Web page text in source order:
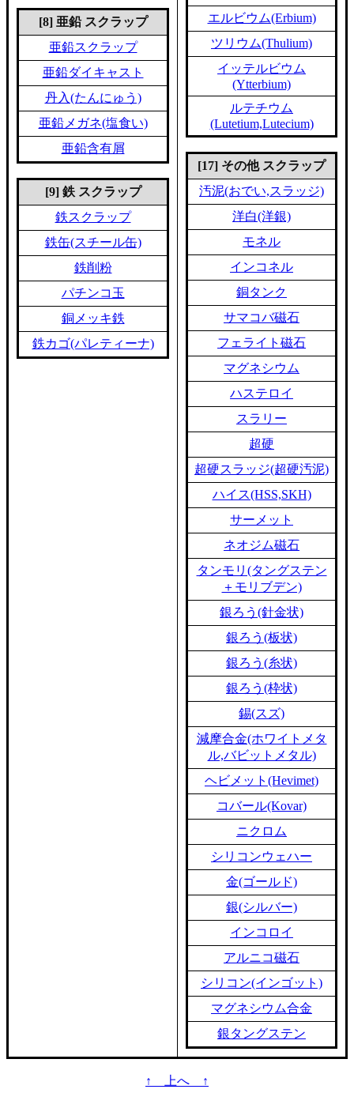
[8] 亜鉛 スクラップ
亜鉛スクラップ
亜鉛ダイキャスト
丹入(たんにゅう)
亜鉛メガネ(塩食い)
亜鉛含有屑
[9] 鉄 スクラップ
鉄スクラップ
鉄缶(スチール缶)
鉄削粉
パチンコ玉
銅メッキ鉄
鉄カゴ(パレティーナ)
エルビウム(Erbium)
ツリウム(Thulium)
イッテルビウム
(Ytterbium)
ルテチウム
(Lutetium,Lutecium)
[17] その他 スクラップ
汚泥(おでい,スラッジ)
洋白(洋銀)
モネル
インコネル
銅タンク
サマコバ磁石
フェライト磁石
マグネシウム
ハステロイ
スラリー
超硬
超硬スラッジ(超硬汚泥)
ハイス(HSS,SKH)
サーメット
ネオジム磁石
タンモリ(タングステン
＋モリブデン)
銀ろう(針金状)
銀ろう(板状)
銀ろう(糸状)
銀ろう(枠状)
錫(スズ)
減摩合金(ホワイトメタ
ル,バビットメタル)
ヘビメット(Hevimet)
コバール(Kovar)
ニクロム
シリコンウェハー
金(ゴールド)
銀(シルバー)
インコロイ
アルニコ磁石
シリコン(インゴット)
マグネシウム合金
銀タングステン
↑ 上へ ↑